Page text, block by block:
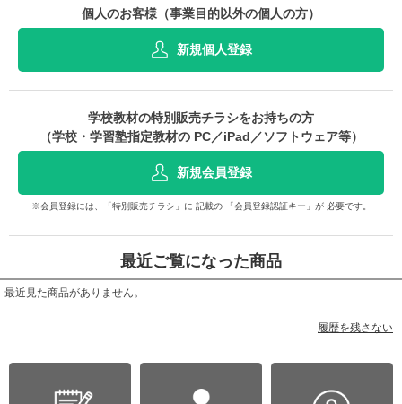
個人のお客様（事業目的以外の個人の方）
新規個人登録
学校教材の特別販売チラシをお持ちの方
（学校・学習塾指定教材の PC／iPad／ソフトウェア等）
新規会員登録
※会員登録には、「特別販売チラシ」に 記載の 「会員登録認証キー」が 必要です。
最近ご覧になった商品
最近見た商品がありません。
履歴を残さない